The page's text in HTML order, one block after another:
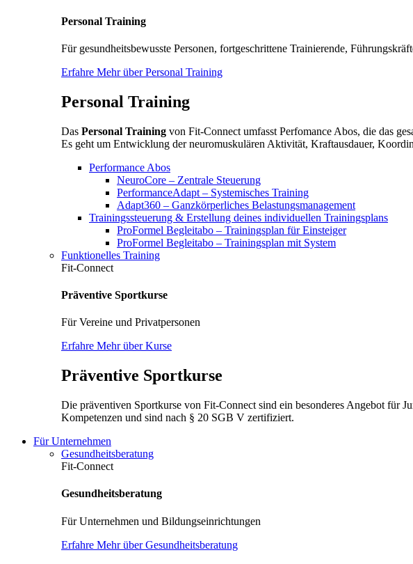
Personal Training
Für gesundheitsbewusste Personen, fortgeschrittene Trainierende,
Erfahre Mehr über Personal Training
Personal Training
Das Personal Training von Fit-Connect umfasst Perfomance Abos, die das
Es geht um Entwicklung der neuromuskulären Aktivität, Kraftausdauer,
Performance Abos
NeuroCore – Zentrale Steuerung
PerformanceAdapt – Systemisches Training
Adapt360 – Ganzkörperliches Belastungsmanagement
Trainingssteuerung & Erstellung deines individuellen Trainingsplans
ProFormel Begleitabo – Trainingsplan für Einsteiger
ProFormel Begleitabo – Trainingsplan mit System
Funktionelles Training
Fit-Connect
Präventive Sportkurse
Für Vereine und Privatpersonen
Erfahre Mehr über Kurse
Präventive Sportkurse
Die präventiven Sportkurse von Fit-Connect sind ein besonderes Angebot
Kompetenzen und sind nach § 20 SGB V zertifiziert.
Für Unternehmen
Gesundheitsberatung
Fit-Connect
Gesundheitsberatung
Für Unternehmen und Bildungseinrichtungen
Erfahre Mehr über Gesundheitsberatung